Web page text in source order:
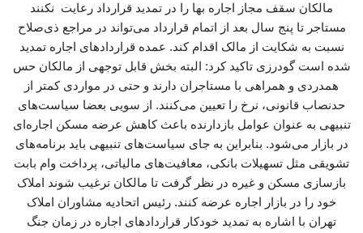
مالکان سقف مجاز اجاره بها را در تمدید قرارداد رعایت نکنند
مستاجر تا پنج سال بعد از اتمام قرارداد می‌تواند در مراجع ذی‌صلاح
نسبت به شکایت از مالک اقدام کند. عمده قراردادهای اجاره تمدید
شده است گودرزی تاکید کرد: البته بخش قابل توجهی از مالکان حس
همدردی و همراهی با مستاجران دارند و حتی در مواردی کمتر از
حدنصاب قانونی، نرخ را تعیین می‌کنند. از سویی بعضا سیاست‌های
تنبیهی به عنوان عوامل بازدارنده باعث کاهش عرضه مسکن اجاره‌ای
در بازار می‌شود. بنابراین به جای سیاست‌های تنبیهی باید برنامه‌های
تشویقی مثل تسهیلات بانکی، معافیت‌های مالیاتی، پرداخت وام بابت
بازسازی مسکن و غیره در نظر گرفت تا مالکان ترغیب شوند املاک
خود را در بازار اجاره عرضه کنند. رئیس اتحادیه مشاوران املاک
تهران با اشاره به تمدید خودکار قراردادهای اجاره در زمان جنگ